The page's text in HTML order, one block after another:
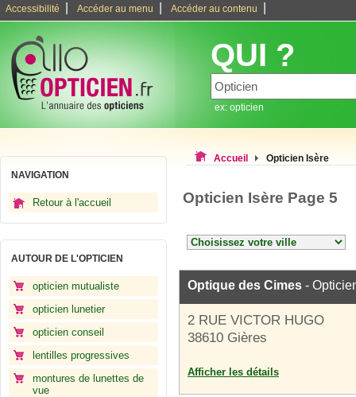
Accessibilité Accéder au menu Accéder au contenu
QUI ?
ex: opticien
NAVIGATION
Retour à l'accueil
AUTOUR DE L'OPTICIEN
opticien mutualiste
opticien lunetier
opticien conseil
lentilles progressives
montures de lunettes de
vue
Accueil Opticien Isère
Opticien Isère Page 5
Optique des Cimes -
2 RUE VICTOR HUGO
38610 Gières
Afficher les détails